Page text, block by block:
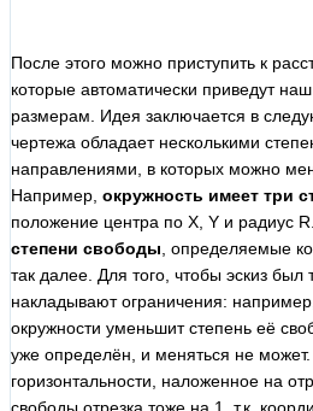
После этого можно приступить к
которые автоматически приведут
размерам. Идея заключается в
чертежа обладает несколькими
направлениями, в которых можно
Например, окружность имеет три
положение центра по X, Y и радиус R.
степени свободы , определяемые
так далее. Для того, чтобы эскиз был
накладывают ограничения:
окружности уменьшит степень её
уже определён, и меняться не
горизонтальности, наложенное на
свободы отрезка тоже на 1, т.к.